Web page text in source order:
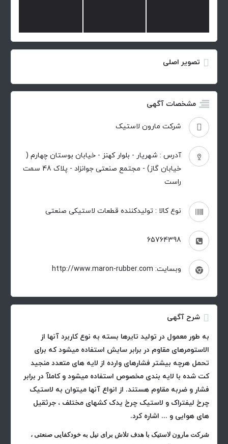
تصویر اصلی
مشخصات آگهی
شرکت مارون لاستیک
آدرس : شهریار - بلوار کهنز - خیابان بوستان چهارم (
خیابان گاز) - مجتمع صنعتی جوانزاد - پلاک 48 سمت
راست
نوع کالا : تولیدکننده قطعات لاستیکی صنعتی
65764398
وبسایت: http://www.maron-rubber.com
شرح آگهی
به طور معمول در تولید تایرها بسته به نوع کاربرد آنها از
الاستومرهای مقاوم در برابر سایش استفاده میشود که برای
تحمل هرچه بیشتر فشارهای وارده از لایه های متعدد منجید
کت شده با لایه بندی مخصوص استفاده میشود و کاملآ در برابر
فشار و ضربه مقاوم هستند. از انواع آنها میتوان به لاستیک
چرخ لیفتراک و لاستیک چرخ یدک کشهای مختلف ، جرثقیل
های هوایی و ... اشاره کرد.
شرکت مارون لاستیک با هدف تلاش برای نیل به خودکفایی صنعتی ،